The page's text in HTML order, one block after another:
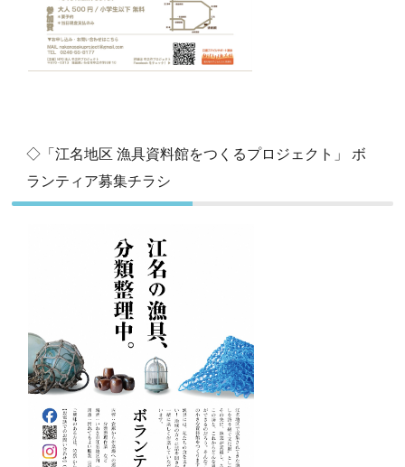
◇「江名地区 漁具資料館をつくるプロジェクト」 ボ
ランティア募集チラシ